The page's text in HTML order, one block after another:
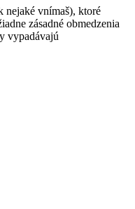
nejaké vnímaš), ktoré
zásadné obmedzenia
vypadávajú